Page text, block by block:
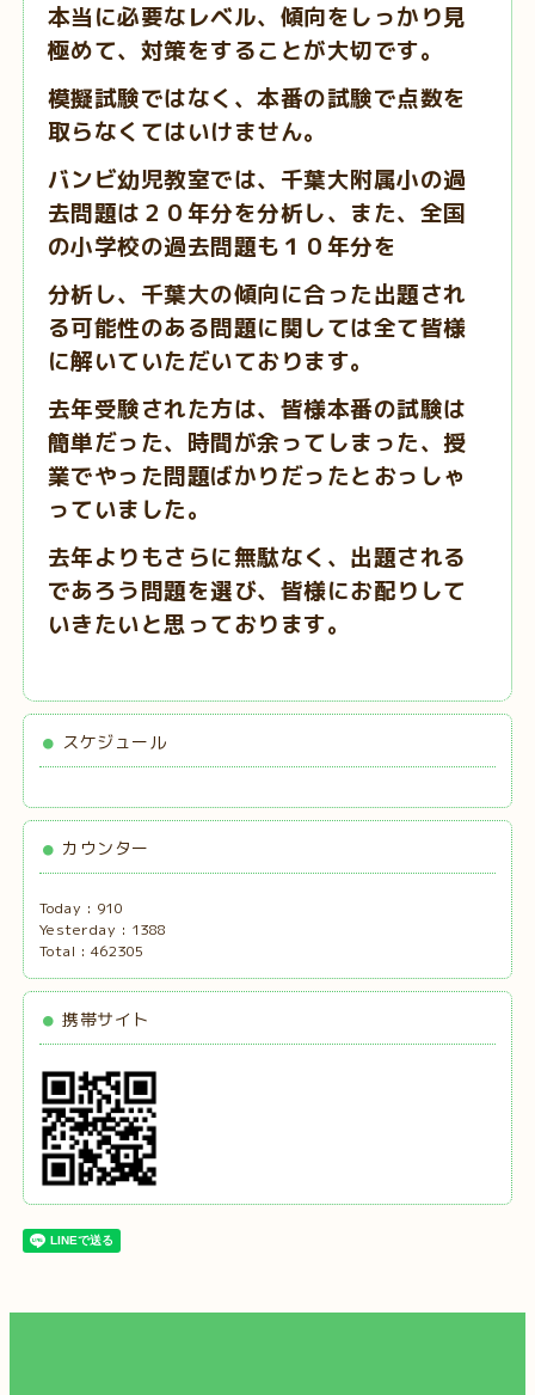
本当に必要なレベル、傾向をしっかり見
極めて、対策をすることが大切です。
模擬試験ではなく、本番の試験で点数を
取らなくてはいけません。
バンビ幼児教室では、千葉大附属小の過
去問題は２０年分を分析し、また、全国
の小学校の過去問題も１０年分を
分析し、千葉大の傾向に合った出題され
る可能性のある問題に関しては全て皆様
に解いていただいております。
去年受験された方は、皆様本番の試験は
簡単だった、時間が余ってしまった、授
業でやった問題ばかりだったとおっしゃ
っていました。
去年よりもさらに無駄なく、出題される
であろう問題を選び、皆様にお配りして
いきたいと思っております。
スケジュール
カウンター
Today : 910
Yesterday : 1388
Total : 462305
携帯サイト